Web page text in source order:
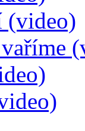
(video)
vaříme